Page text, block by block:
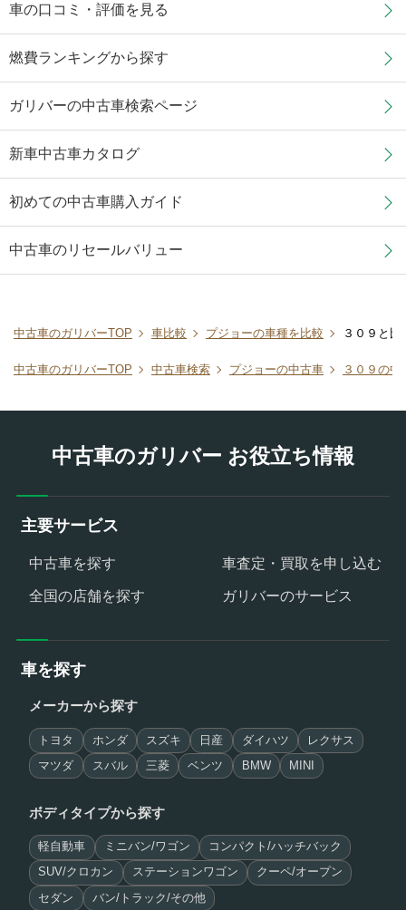
車の口コミ・評価を見る
燃費ランキングから探す
ガリバーの中古車検索ページ
新車中古車カタログ
初めての中古車購入ガイド
中古車のリセールバリュー
中古車のガリバーTOP 車比較 プジョーの車種を比較 ３０９と比
中古車のガリバーTOP 中古車検索 プジョーの中古車 ３０９の中
中古車のガリバー お役立ち情報
主要サービス
中古車を探す
車査定・買取を申し込む
全国の店舗を探す
ガリバーのサービス
車を探す
メーカーから探す
トヨタ ホンダ スズキ 日産 ダイハツ レクサス
マツダ スバル 三菱 ベンツ BMW MINI
ボディタイプから探す
軽自動車 ミニバン/ワゴン コンパクト/ハッチバック
SUV/クロカン ステーションワゴン クーペ/オープン
セダン バン/トラック/その他